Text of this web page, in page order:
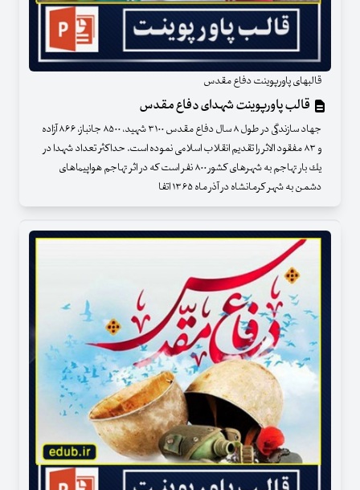
قالبهای پاورپوینت دفاع مقدس
قالب پاورپوینت شهدای دفاع مقدس
جهاد سازندگی در طول ۸ سال دفاع مقدس ۳۱۰۰ شهید، ۸۵۰۰ جانباز، ۸۶۶ آزاده
و ۸۳ مفقود الاثر را تقدیم انقلاب اسلامی نموده است. حداكثر تعداد شهدا در
یك بار تهاجم به شهرهای كشور ۸۰۰ نفر است كه در اثر تهاجم هواپیماهای
دشمن به شهر كرمانشاه در آذر ماه ۱۳۶۵ اتفا